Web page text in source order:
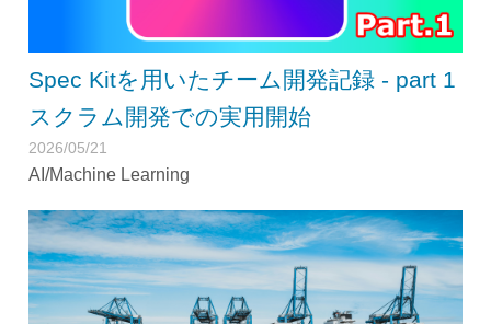
Spec Kitを用いたチーム開発記録 - part 1
スクラム開発での実用開始
2026/05/21
AI/Machine Learning